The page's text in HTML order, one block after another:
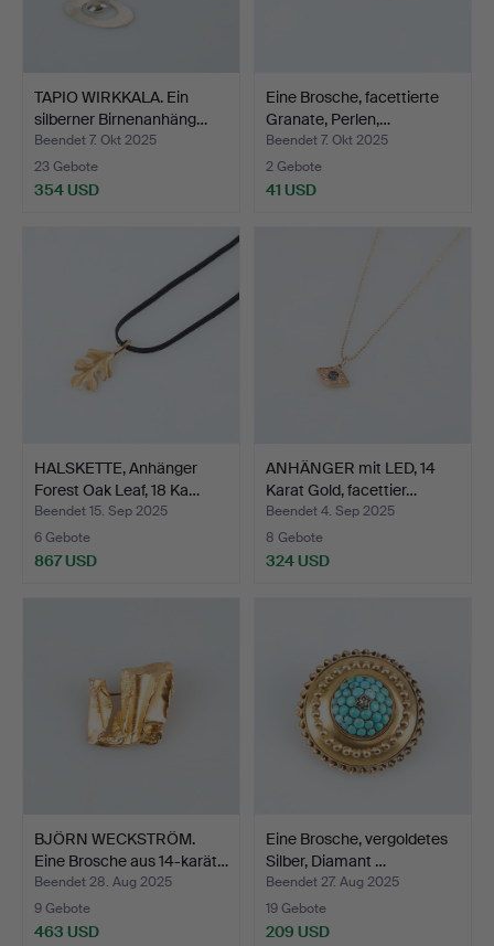
TAPIO WIRKKALA. Ein
silberner Birnenanhäng…
Beendet 7. Okt 2025
23 Gebote
354 USD
Eine Brosche, facettierte
Granate, Perlen,…
Beendet 7. Okt 2025
2 Gebote
41 USD
HALSKETTE, Anhänger
Forest Oak Leaf, 18 Ka…
Beendet 15. Sep 2025
6 Gebote
867 USD
ANHÄNGER mit LED, 14
Karat Gold, facettier…
Beendet 4. Sep 2025
8 Gebote
324 USD
BJÖRN WECKSTRÖM.
Eine Brosche aus 14-karät…
Beendet 28. Aug 2025
9 Gebote
463 USD
Eine Brosche, vergoldetes
Silber, Diamant …
Beendet 27. Aug 2025
19 Gebote
209 USD